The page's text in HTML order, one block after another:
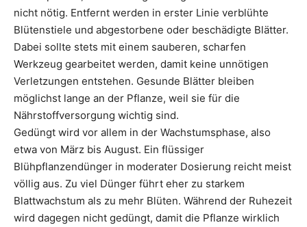
nicht nötig. Entfernt werden in erster Linie verblühte
Blütenstiele und abgestorbene oder beschädigte Blätter.
Dabei sollte stets mit einem sauberen, scharfen
Werkzeug gearbeitet werden, damit keine unnötigen
Verletzungen entstehen. Gesunde Blätter bleiben
möglichst lange an der Pflanze, weil sie für die
Nährstoffversorgung wichtig sind.
Gedüngt wird vor allem in der Wachstumsphase, also
etwa von März bis August. Ein flüssiger
Blühpflanzendünger in moderater Dosierung reicht meist
völlig aus. Zu viel Dünger führt eher zu starkem
Blattwachstum als zu mehr Blüten. Während der Ruhezeit
wird dagegen nicht gedüngt, damit die Pflanze wirklich